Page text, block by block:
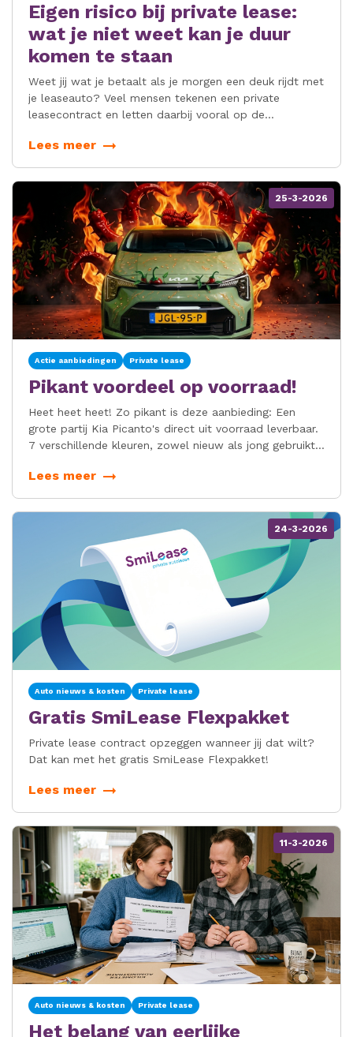
Eigen risico bij private lease:
wat je niet weet kan je duur
komen te staan
Weet jij wat je betaalt als je morgen een deuk rijdt met
je leaseauto? Veel mensen tekenen een private
leasecontract en letten daarbij vooral op de
eigen risico werkelijk is. En dat moment komt altijd op
Lees meer
25-3-2026
Actie aanbiedingen Private lease
Pikant voordeel op voorraad!
Heet heet heet! Zo pikant is deze aanbieding: Een
grote partij Kia Picanto's direct uit voorraad leverbaar.
7 verschillende kleuren, zowel nieuw als jong gebruikt
spiksplinternieuw of het gemak van het SmiLease
Lees meer
24-3-2026
Auto nieuws & kosten Private lease
Gratis SmiLease Flexpakket
Private lease contract opzeggen wanneer jij dat wilt?
Dat kan met het gratis SmiLease Flexpakket!
Lees meer
11-3-2026
Auto nieuws & kosten Private lease
Het belang van eerlijke